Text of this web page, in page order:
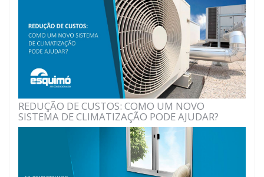
REDUÇÃO DE CUSTOS: COMO UM NOVO
SISTEMA DE CLIMATIZAÇÃO PODE AJUDAR?